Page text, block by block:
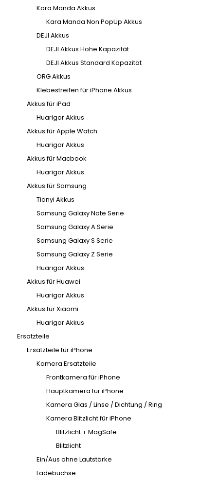
Kara Manda Akkus
Kara Manda Non PopUp Akkus
DEJI Akkus
DEJI Akkus Hohe Kapazität
DEJI Akkus Standard Kapazität
ORG Akkus
Klebestreifen für iPhone Akkus
Akkus für iPad
Huarigor Akkus
Akkus für Apple Watch
Huarigor Akkus
Akkus für Macbook
Huarigor Akkus
Akkus für Samsung
Tianyi Akkus
Samsung Galaxy Note Serie
Samsung Galaxy A Serie
Samsung Galaxy S Serie
Samsung Galaxy Z Serie
Huarigor Akkus
Akkus für Huawei
Huarigor Akkus
Akkus für Xiaomi
Huarigor Akkus
Ersatzteile
Ersatzteile für iPhone
Kamera Ersatzteile
Frontkamera für iPhone
Hauptkamera für iPhone
Kamera Glas / Linse / Dichtung / Ring
Kamera Blitzlicht für iPhone
Blitzlicht + MagSafe
Blitzlicht
Ein/Aus ohne Lautstärke
Ladebuchse